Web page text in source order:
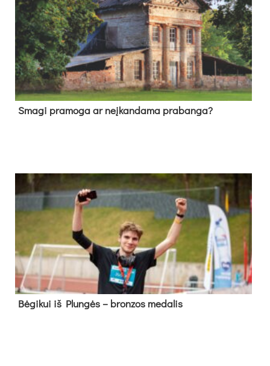
Sma­gi pra­mo­ga ar neį­kan­da­ma pra­ban­ga?
Bė­gi­kui iš Plun­gės – bron­zos me­da­lis